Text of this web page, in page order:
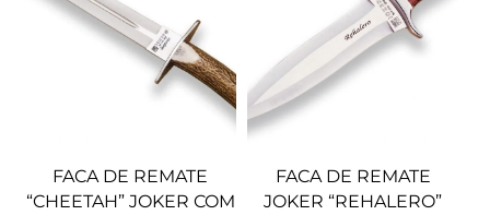
FACA DE REMATE
“CHEETAH” JOKER COM
FACA DE REMATE
JOKER “REHALERO”